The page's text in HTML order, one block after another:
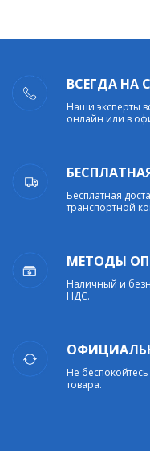
ВСЕГДА НА
Наши эксперты
онлайн или в
Бесплатная
транспортной
МЕТОДЫ
Наличный и
НДС.
Не
товара.